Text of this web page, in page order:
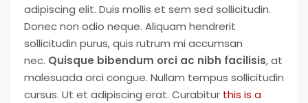
adipiscing elit. Duis mollis et sem sed sollicitudin.
Donec non odio neque. Aliquam hendrerit
sollicitudin purus, quis rutrum mi accumsan
nec. Quisque bibendum orci ac nibh facilisis, at
malesuada orci congue. Nullam tempus sollicitudin
cursus. Ut et adipiscing erat. Curabitur this is a